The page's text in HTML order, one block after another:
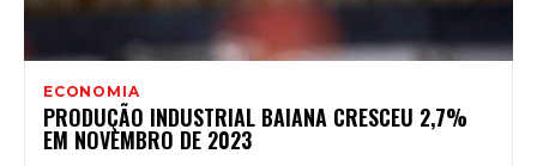
ECONOMIA
PRODUÇÃO INDUSTRIAL BAIANA CRESCEU 2,7%
EM NOVEMBRO DE 2023